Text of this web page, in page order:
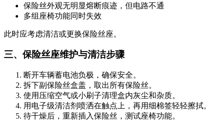
保险丝外观无明显熔断痕迹，但电路不通
多组座椅功能同时失效
此时应考虑清洁或更换保险丝座。
三、保险丝座维护与清洁步骤
断开车辆蓄电池负极，确保安全。
拆下副保险丝盒盖，取出所有保险丝。
使用压缩空气或小刷子清理盒内灰尘和杂质。
用电子级清洁剂喷洒在触点上，再用细棉签轻轻擦拭。
待干燥后，重新插入保险丝，测试座椅功能。